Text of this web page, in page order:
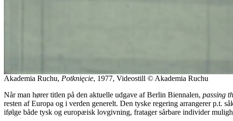
Akademia Ruchu, Potknięcie, 1977, Videostill © Akademia Ruchu
Når man hører titlen på den aktuelle udgave af Berlin Biennalen, passing
resten af Europa og i verden generelt. Den tyske regering arrangerer p.t.
ifølge både tysk og europæisk lovgivning, fratager sårbare individer